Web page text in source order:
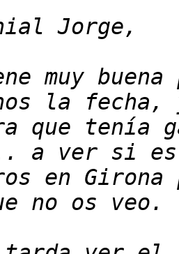
muy
que tenía
en Girona